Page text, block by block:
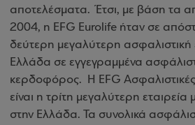
αποτελέσματα. Έτσι, με βάση τα
2004, η EFG Eurolife ήταν σε
δεύτερη μεγαλύτερη ασφαλιστική
Ελλάδα σε εγγεγραμμένα
κερδοφόρος. Η EFG
είναι η τρίτη μεγαλύτερη εταιρεία
στην Ελλάδα. Τα συνολικά